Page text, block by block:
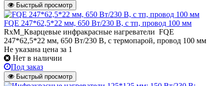
Быстрый просмотр
FQE 247*62,5*22 мм, 650 Вт/230 В, с тп, провод 100 мм
RxM_Кварцевые инфракрасные нагреватели FQE
247*62,5*22 мм, 650 Вт/230 В, с термопарой, провод 100 мм
Не указана цена за 1
Нет в наличии
Под заказ
Быстрый просмотр